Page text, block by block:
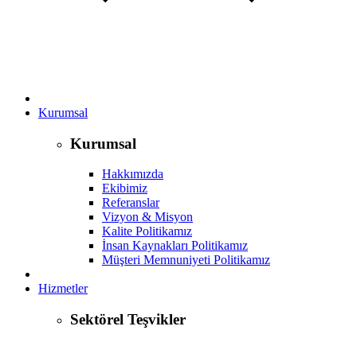
Kurumsal
Kurumsal
Hakkımızda
Ekibimiz
Referanslar
Vizyon & Misyon
Kalite Politikamız
İnsan Kaynakları Politikamız
Müşteri Memnuniyeti Politikamız
Hizmetler
Sektörel Teşvikler